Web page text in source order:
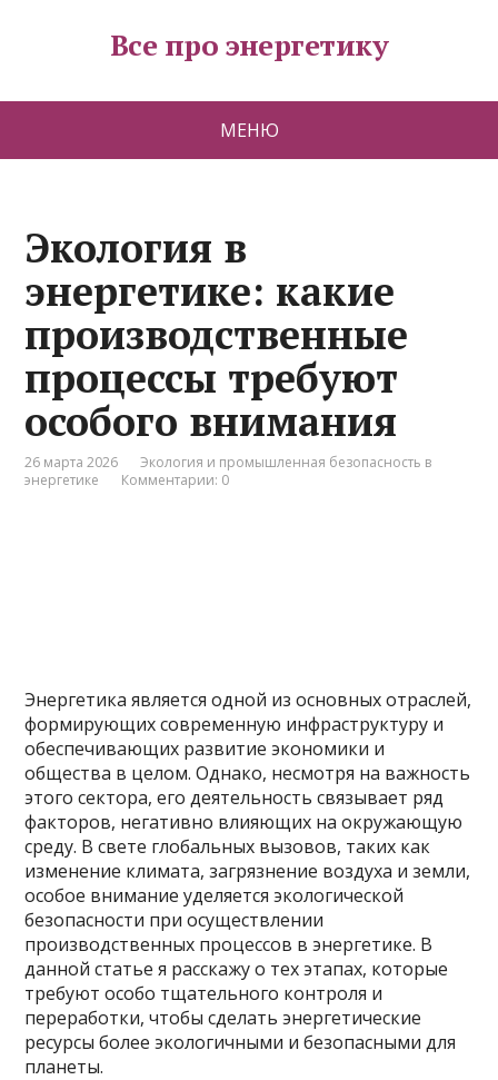
Все про энергетику
МЕНЮ
Экология в
энергетике: какие
производственные
процессы требуют
особого внимания
26 марта 2026
Экология и промышленная безопасность в
энергетике
Комментарии: 0
Энергетика является одной из основных отраслей,
формирующих современную инфраструктуру и
обеспечивающих развитие экономики и
общества в целом. Однако, несмотря на важность
этого сектора, его деятельность связывает ряд
факторов, негативно влияющих на окружающую
среду. В свете глобальных вызовов, таких как
изменение климата, загрязнение воздуха и земли,
особое внимание уделяется экологической
безопасности при осуществлении
производственных процессов в энергетике. В
данной статье я расскажу о тех этапах, которые
требуют особо тщательного контроля и
переработки, чтобы сделать энергетические
ресурсы более экологичными и безопасными для
планеты.